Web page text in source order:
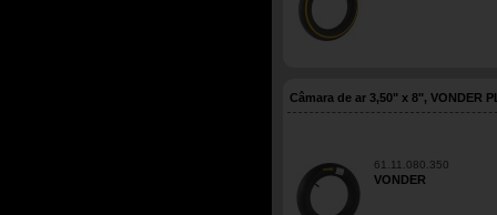
Câmara de ar 3,50" x 8", VONDER
61.11.080.350
VONDER